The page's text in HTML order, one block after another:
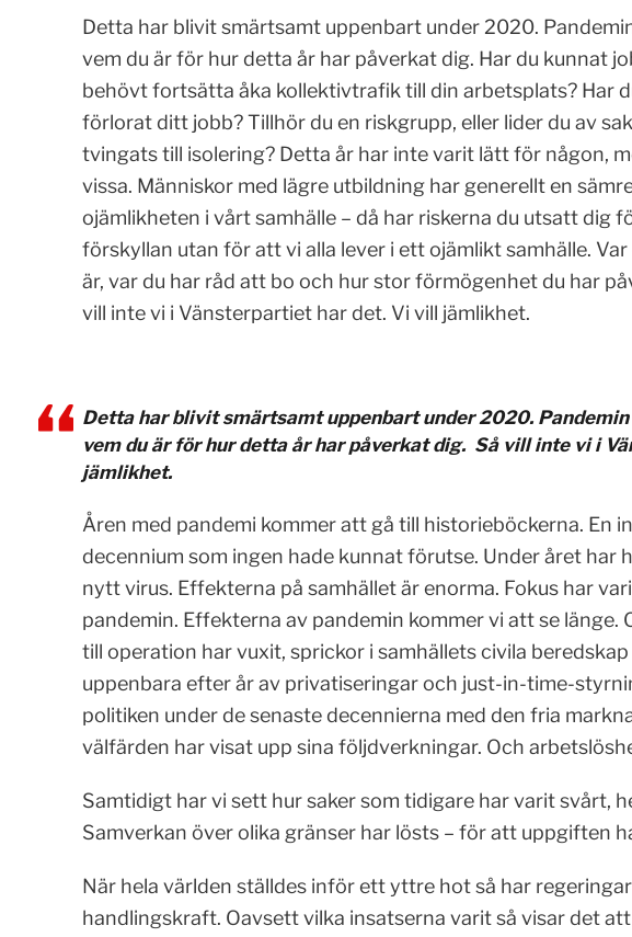
Detta har blivit smärtsamt uppenbart under 2020.
vem du är för hur detta år har påverkat dig. Har du kunnat
behövt fortsätta åka kollektivtrafik till din arbetsplats? Har
förlorat ditt jobb? Tillhör du en riskgrupp, eller lider du av
tvingats till isolering? Detta år har inte varit lätt för någon,
vissa. Människor med lägre utbildning har generellt en
ojämlikheten i vårt samhälle – då har riskerna du utsatt dig
förskyllan utan för att vi alla lever i ett ojämlikt samhälle.
är, var du har råd att bo och hur stor förmögenhet du har
vill inte vi i Vänsterpartiet har det. Vi vill jämlikhet.
Detta har blivit smärtsamt uppenbart under 2020.
vem du är för hur detta år har påverkat dig. Så vill inte vi i
jämlikhet.
Åren med pandemi kommer att gå till historieböckerna. En
decennium som ingen hade kunnat förutse. Under året har
nytt virus. Effekterna på samhället är enorma. Fokus har
pandemin. Effekterna av pandemin kommer vi att se länge.
till operation har vuxit, sprickor i samhällets civila
uppenbara efter år av privatiseringar och just-in-time-
politiken under de senaste decennierna med den fria
välfärden har visat upp sina följdverkningar. Och
Samtidigt har vi sett hur saker som tidigare har varit svårt,
Samverkan över olika gränser har lösts – för att uppgiften
När hela världen ställdes inför ett yttre hot så har
handlingskraft. Oavsett vilka insatserna varit så visar det